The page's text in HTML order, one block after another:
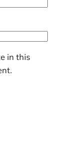
in this